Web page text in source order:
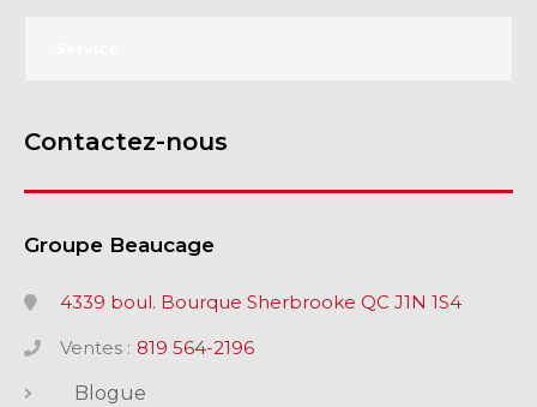
Contactez-nous
Groupe Beaucage
4339 boul. Bourque Sherbrooke QC J1N 1S4
Ventes : 819 564-2196
Blogue